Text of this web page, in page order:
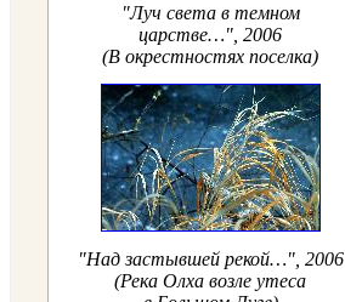
"Луч света в темном
царстве…", 2006
(В окрестностях поселка)
"Над застывшей рекой…", 2006
(Река Олха возле утеса